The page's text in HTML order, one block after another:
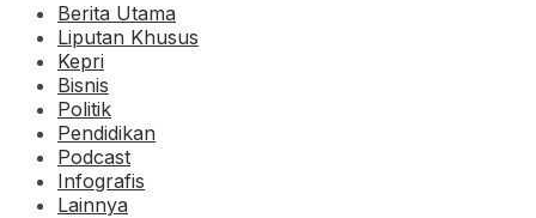
Berita Utama
Liputan Khusus
Kepri
Bisnis
Politik
Pendidikan
Podcast
Infografis
Lainnya